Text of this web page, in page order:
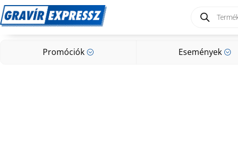
search
Promóciók ; Események ;
Promóciók; Események